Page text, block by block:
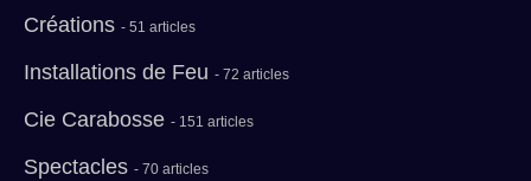
Créations - 51 articles
Installations de Feu - 72 articles
Cie Carabosse - 151 articles
Spectacles - 70 articles